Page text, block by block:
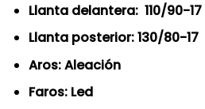
Llanta delantera: 110/90-17
Llanta posterior: 130/80-17
Aros: Aleación
Faros: Led